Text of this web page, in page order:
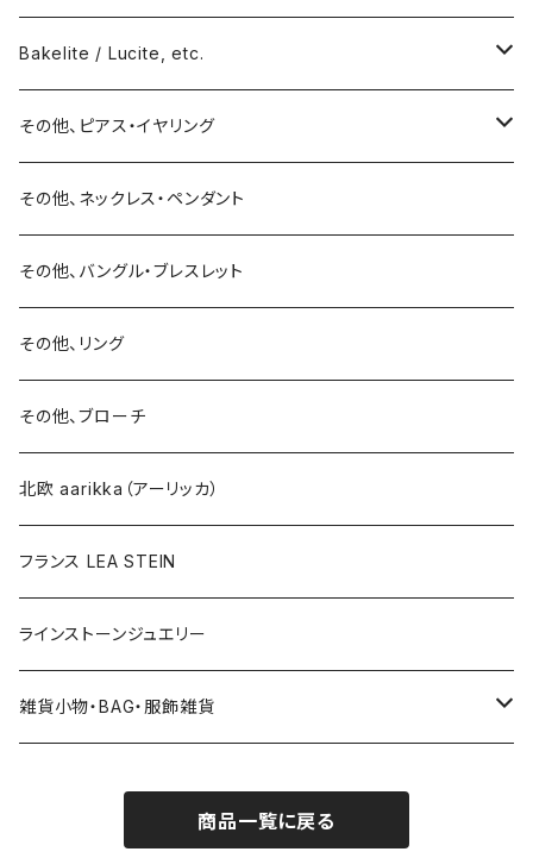
ネックレス
バングル・ブレスレット
リング
15号以上
ピアス
イヤリング
ブローチ
その他
Bakelite / Lucite, etc.
ピアス・イヤリング
リング
バングル・ブレスレット
ブローチ
ネックレス
その他、ピアス・イヤリング
ピアス
イヤリング
その他、ネックレス・ペンダント
その他、バングル・ブレスレット
その他、リング
その他、ブローチ
北欧 aarikka（アーリッカ）
フランス LEA STEIN
ラインストーンジュエリー
雑貨小物・BAG・服飾雑貨
ハンドバッグ etc. 服飾雑貨
商品一覧に戻る